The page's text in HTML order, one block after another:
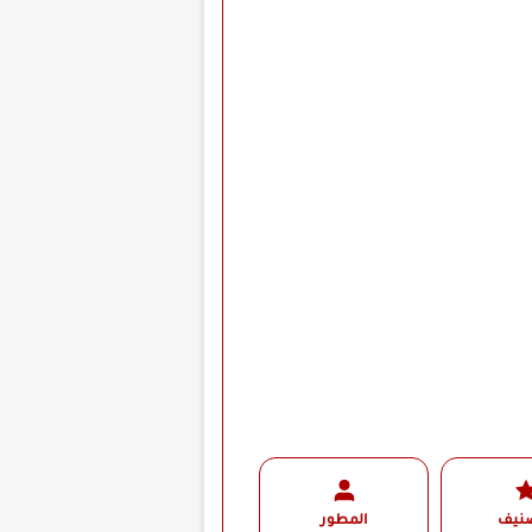
المطور